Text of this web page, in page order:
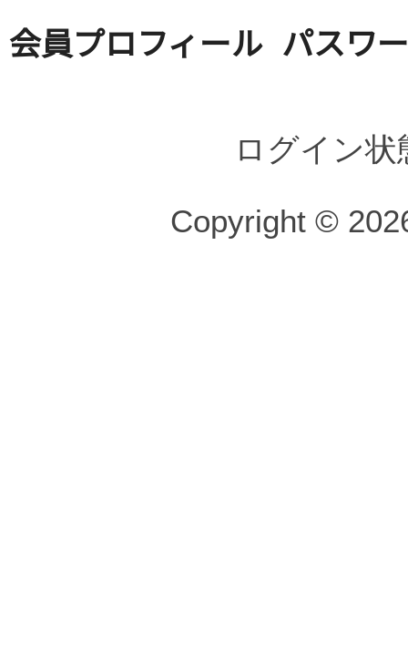
会員プロフィール パスワ
ログイン
Copyright ©